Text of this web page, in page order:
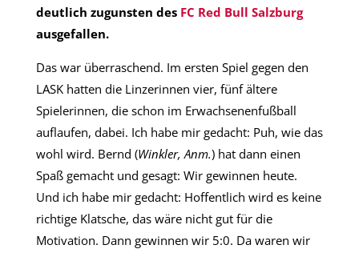
deutlich zugunsten des FC Red Bull Salzburg
ausgefallen.
Das war überraschend. Im ersten Spiel gegen den
LASK hatten die Linzerinnen vier, fünf ältere
Spielerinnen, die schon im Erwachsenenfußball
auflaufen, dabei. Ich habe mir gedacht: Puh, wie das
wohl wird. Bernd (Winkler, Anm.) hat dann einen
Spaß gemacht und gesagt: Wir gewinnen heute.
Und ich habe mir gedacht: Hoffentlich wird es keine
richtige Klatsche, das wäre nicht gut für die
Motivation. Dann gewinnen wir 5:0. Da waren wir